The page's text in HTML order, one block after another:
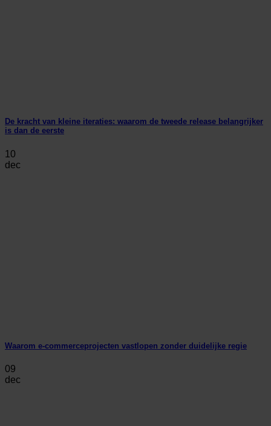
De kracht van kleine iteraties: waarom de tweede release belangrijker
is dan de eerste
10
dec
Waarom e-commerceprojecten vastlopen zonder duidelijke regie
09
dec